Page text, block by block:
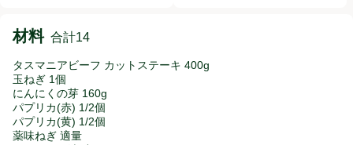
材料 合計14
タスマニアビーフ カットステーキ 400g
玉ねぎ 1個
にんにくの芽 160g
パプリカ(赤) 1/2個
パプリカ(黄) 1/2個
薬味ねぎ 適量